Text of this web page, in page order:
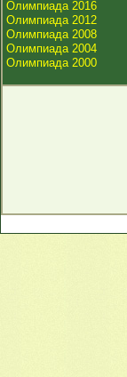
Олимпиада 2016
Олимпиада 2012
Олимпиада 2008
Олимпиада 2004
Олимпиада 2000